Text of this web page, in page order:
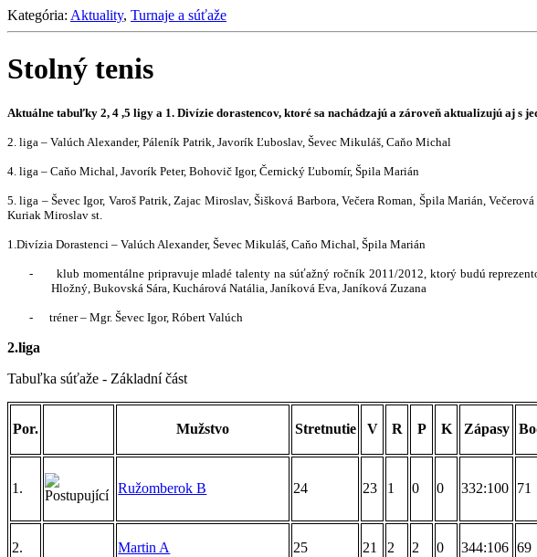
Kategória: Aktuality, Turnaje a súťaže
Stolný tenis
Aktuálne tabuľky 2, 4 ,5 ligy a 1. Divízie dorastencov, ktoré sa nachádzajú a zároveň aktualizujú aj s
2. liga – Valúch Alexander, Páleník Patrik, Javorík Ľuboslav, Ševec Mikuláš, Caňo Michal
4. liga – Caňo Michal, Javorík Peter, Bohovič Igor, Černický Ľubomír, Špila Marián
5. liga – Ševec Igor, Varoš Patrik, Zajac Miroslav, Šišková Barbora, Večera Roman, Špila Marián,
Kuriak Miroslav st.
1.Divízia Dorastenci – Valúch Alexander, Ševec Mikuláš, Caňo Michal, Špila Marián
-
klub momentálne pripravuje mladé talenty na súťažný ročník 2011/2012, ktorý budú
Hložný, Bukovská Sára, Kuchárová Natália, Janíková Eva, Janíková Zuzana
- tréner – Mgr. Ševec Igor, Róbert Valúch
2.liga
Tabuľka súťaže - Základní část
Por. Mužstvo Stretnutie V R P K Zápasy
1. Ružomberok B 24 23 1 0 0 332:100 71
2. Martin A 25 21 2 2 0 344:106 69